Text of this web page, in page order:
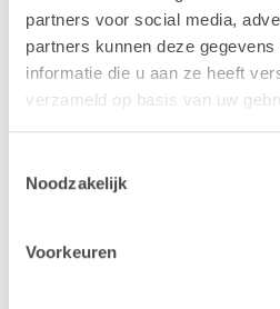
partners voor social media,
partners kunnen deze
informatie die u aan ze heeft
verzameld op basis van uw
Noodzakelijk
Voorkeuren
Consultez le